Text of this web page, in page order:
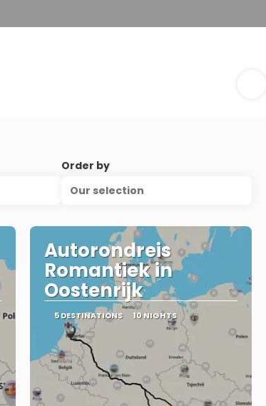
Order by
Our selection
Autorondreis
Romantiek in
Oostenrijk
5 DESTINATIONS 10 NIGHTS